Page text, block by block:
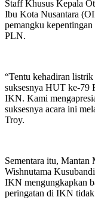
Staff Khusus Kepala
Ibu Kota Nusantara
pemangku
PLN.
“Tentu kehadiran
suksesnya HUT ke-79
IKN. Kami
suksesnya acara ini
Troy.
Sementara itu,
Wishnutama
IKN mengungkapkan
peringatan di IKN